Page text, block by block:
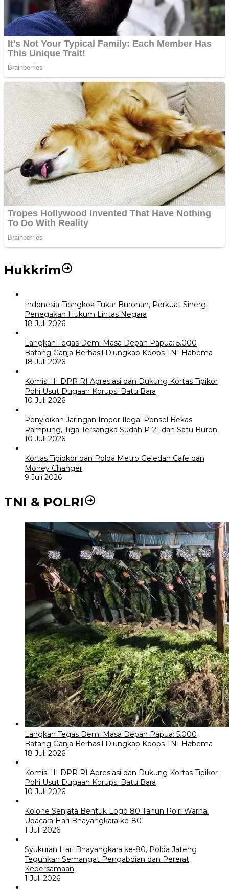
Hukkrim
Indonesia-Tiongkok Tukar Buronan, Perkuat Sinergi
Penegakan Hukum Lintas Negara
18 Juli 2026
Langkah Tegas Demi Masa Depan Papua: 5.000
Batang Ganja Berhasil Diungkap Koops TNI Habema
18 Juli 2026
Komisi III DPR RI Apresiasi dan Dukung Kortas Tipikor
Polri Usut Dugaan Korupsi Batu Bara
10 Juli 2026
Penyidikan Jaringan Impor Ilegal Ponsel Bekas
Rampung, Tiga Tersangka Sudah P-21 dan Satu Buron
10 Juli 2026
Kortas Tipidkor dan Polda Metro Geledah Cafe dan
Money Changer
9 Juli 2026
TNI & POLRI
Langkah Tegas Demi Masa Depan Papua: 5.000
Batang Ganja Berhasil Diungkap Koops TNI Habema
18 Juli 2026
Komisi III DPR RI Apresiasi dan Dukung Kortas Tipikor
Polri Usut Dugaan Korupsi Batu Bara
10 Juli 2026
Kolone Senjata Bentuk Logo 80 Tahun Polri Warnai
Upacara Hari Bhayangkara ke-80
1 Juli 2026
Syukuran Hari Bhayangkara ke-80, Polda Jateng
Teguhkan Semangat Pengabdian dan Pererat
Kebersamaan
1 Juli 2026